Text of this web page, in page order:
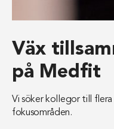
Väx
på Medfit
Vi söker kollegor till flera
fokusområden.